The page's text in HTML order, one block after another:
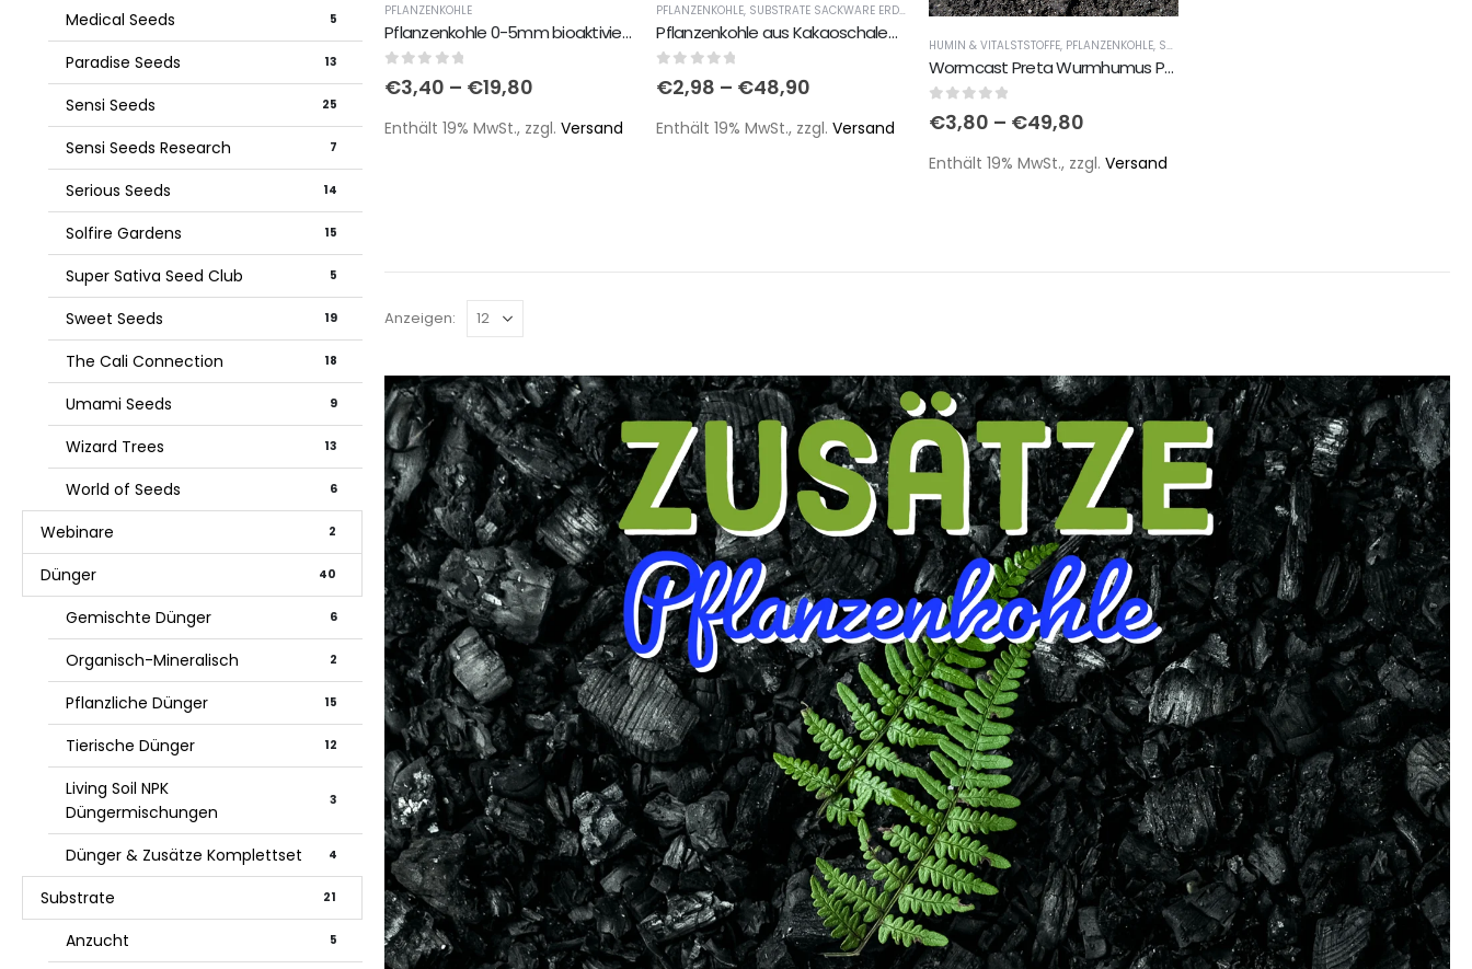
PFLANZENKOHLE
Pflanzenkohle 0-5mm bioaktiviert einsatzfertig
out of 5
€3,40 – €19,80
Enthält 19% MwSt., zzgl. Versand
PFLANZENKOHLE, SUBSTRATE SACKWARE ERDE/KOKOS/TORF/GRUNDSTOFFE
Pflanzenkohle aus Kakaoschalen 1-3mm
out of 5
€2,98 – €48,90
Enthält 19% MwSt., zzgl.Versand
HUMIN & VITALSTSTOFFE, PFLANZENKOHLE, SUBSTRATE SACKWARE ERDE/KOKOS/TORF/GRUNDSTOFFE
Wormcast Preta Wurmhumus Pflanzenkohle Fertigmischung organischer Bio Boden-/Substrataufbereiter
out of 5
€3,80 – €49,80
Enthält 19% MwSt., zzgl. Versand
Anzeigen:
Medical Seeds 5
Paradise Seeds 13
Sensi Seeds 25
Sensi Seeds Research 7
Serious Seeds 14
Solfire Gardens 15
Super Sativa Seed Club 5
Sweet Seeds 19
The Cali Connection 18
Umami Seeds 9
Wizard Trees 13
World of Seeds 6
Webinare 2
Dünger 40
Gemischte Dünger 6
Organisch-Mineralisch 2
Pflanzliche Dünger 15
Tierische Dünger 12
Living Soil NPK
Düngermischungen
3
Dünger & Zusätze Komplettset 4
Substrate 21
Anzucht 5